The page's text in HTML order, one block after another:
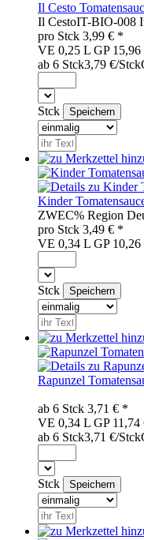
Il Cesto
Il CestoIT-BIO-008
pro Stck 3,99 € *
VE 0,25 L GP 15,96
ab 6 Stck3,79 €/Stck
Stck
Kinder
ZWEC% Region
pro Stck 3,49 € *
VE 0,34 L GP 10,26
Stck
Rapunzel
ab 6 Stck 3,71 € *
VE 0,34 L GP 11,74
ab 6 Stck3,71 €/Stck
Stck